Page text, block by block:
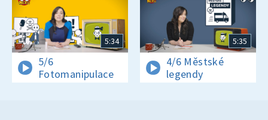
5:34
5/6
Fotomanipulace
5:35
4/6 Městské
legendy